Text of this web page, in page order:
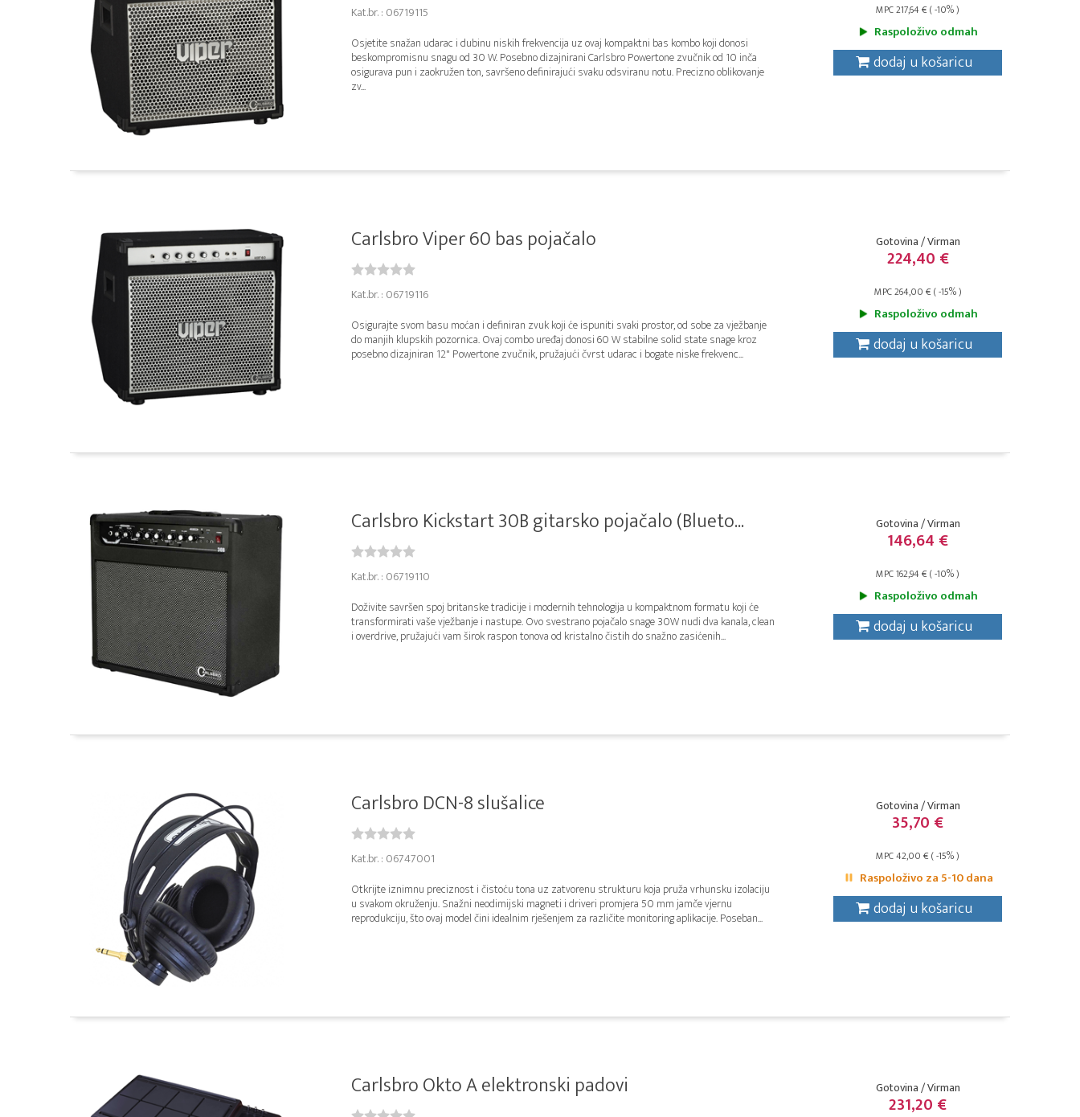
Kat.br. : 06719115
Osjetite snažan udarac i dubinu niskih frekvencija uz ovaj kompaktni bas kombo koji donosi
beskompromisnu snagu od 30 W. Posebno dizajnirani Carlsbro Powertone zvučnik od 10 inča
osigurava pun i zaokružen ton, savršeno definirajući svaku odsviranu notu. Precizno oblikovanje
zv...
MPC 217,64 € ( -10% )
Raspoloživo odmah
dodaj u košaricu
Carlsbro Viper 60 bas pojačalo
Kat.br. : 06719116
Osigurajte svom basu moćan i definiran zvuk koji će ispuniti svaki prostor, od sobe za vježbanje
do manjih klupskih pozornica. Ovaj combo uređaj donosi 60 W stabilne solid state snage kroz
posebno dizajniran 12" Powertone zvučnik, pružajući čvrst udarac i bogate niske frekvenc...
Gotovina / Virman
224,40 €
MPC 264,00 € ( -15% )
Raspoloživo odmah
dodaj u košaricu
Carlsbro Kickstart 30B gitarsko pojačalo (Blueto...
Kat.br. : 06719110
Doživite savršen spoj britanske tradicije i modernih tehnologija u kompaktnom formatu koji će
transformirati vaše vježbanje i nastupe. Ovo svestrano pojačalo snage 30W nudi dva kanala, clean
i overdrive, pružajući vam širok raspon tonova od kristalno čistih do snažno zasićenih...
Gotovina / Virman
146,64 €
MPC 162,94 € ( -10% )
Raspoloživo odmah
dodaj u košaricu
Carlsbro DCN-8 slušalice
Kat.br. : 06747001
Otkrijte iznimnu preciznost i čistoću tona uz zatvorenu strukturu koja pruža vrhunsku izolaciju
u svakom okruženju. Snažni neodimijski magneti i driveri promjera 50 mm jamče vjernu
reprodukciju, što ovaj model čini idealnim rješenjem za različite monitoring aplikacije. Poseban...
Gotovina / Virman
35,70 €
MPC 42,00 € ( -15% )
Raspoloživo za 5-10 dana
dodaj u košaricu
Carlsbro Okto A elektronski padovi Gotovina / Virman
231,20 €